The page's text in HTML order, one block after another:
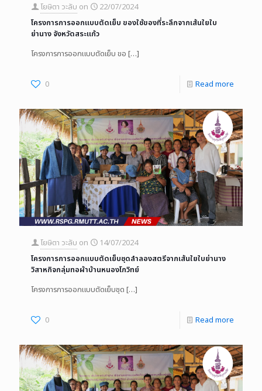
โยษิตา วะลับ on
22/07/2024
โครงการการออกแบบตัดเย็บ ของใช้ของที่ระลึกจากเส้นใยใบ
ย่านาง จังหวัดสระแก้ว
โครงการการออกแบบตัดเย็บ ขอ […]
0 Read more
โยษิตา วะลับ on
14/07/2024
โครงการการออกแบบตัดเย็บชุดลำลองสตรีจากเส้นใยใบย่านาง
วิสาหกิจกลุ่มทอผ้าบ้านหนองโกวิทย์
โครงการการออกแบบตัดเย็บชุด […]
0 Read more